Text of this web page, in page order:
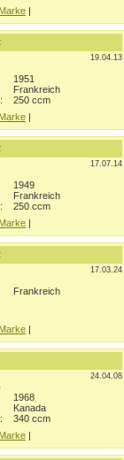
Marke |
19.04.13
1951
Frankreich
250 ccm
Marke |
17.07.14
1949
Frankreich
250 ccm
Marke |
17.03.24
Frankreich
Marke |
24.04.08
1968
Kanada
340 ccm
Marke |